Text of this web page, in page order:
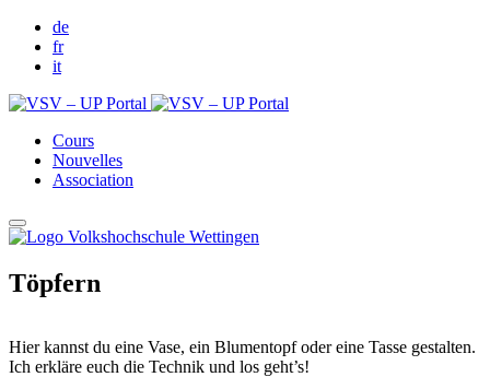
de
fr
it
Cours
Nouvelles
Association
Töpfern
Hier kannst du eine Vase, ein Blumentopf oder eine Tasse gestalten.
Ich erkläre euch die Technik und los geht’s!